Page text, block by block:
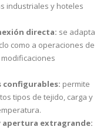
industriales y hoteles
directa: se adapta
como a operaciones de
configurables: permite
tipos de tejido, carga y
apertura extragrande: